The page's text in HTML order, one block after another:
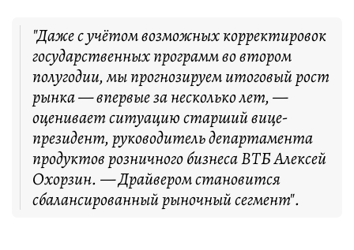
"Даже с учётом возможных корректировок
государственных программ во втором
полугодии, мы прогнозируем итоговый рост
рынка — впервые за несколько лет, —
оценивает ситуацию старший вице-
президент, руководитель департамента
продуктов розничного бизнеса ВТБ Алексей
Охорзин. — Драйвером становится
сбалансированный рыночный сегмент".